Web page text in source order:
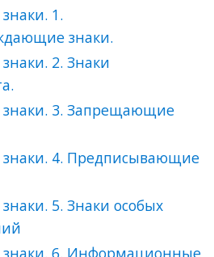
1.
знаки.
2. Знаки
3. Запрещающие
4. Предписывающие
5. Знаки особых
6. Информационные